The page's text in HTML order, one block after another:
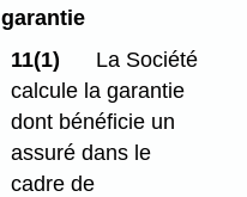
garantie
11(1)
La Société
calcule la garantie
dont bénéficie un
assuré dans le
cadre de